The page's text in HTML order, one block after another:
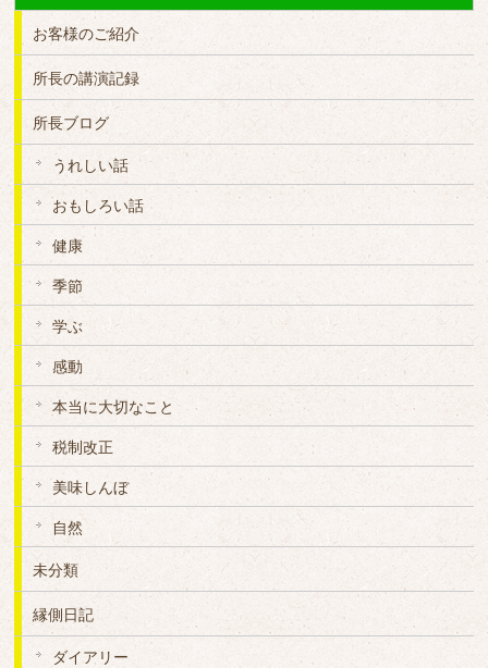
お客様のご紹介
所長の講演記録
所長ブログ
うれしい話
おもしろい話
健康
季節
学ぶ
感動
本当に大切なこと
税制改正
美味しんぼ
自然
未分類
縁側日記
ダイアリー